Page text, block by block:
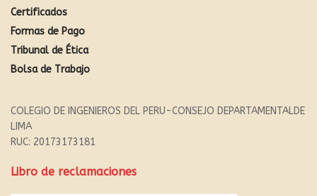
Certificados
Formas de Pago
Tribunal de Ética
Bolsa de Trabajo
COLEGIO DE INGENIEROS DEL PERU-CONSEJO DEPARTAMENTALDE
LIMA
RUC: 20173173181
Libro de reclamaciones